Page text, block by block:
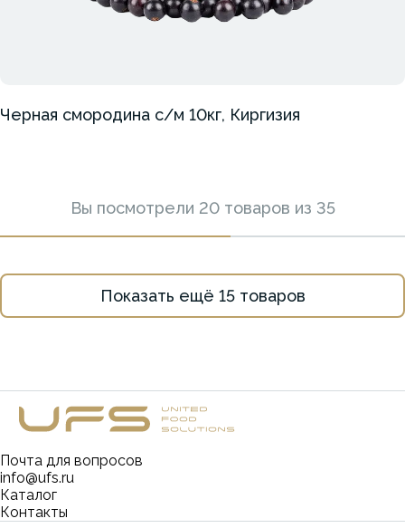
Черная смородина с/м 10кг, Киргизия
Вы посмотрели 20товаров из 35
Показать ещё 15товаров
Каталог
Контакты
Почта для вопросов
info@ufs.ru